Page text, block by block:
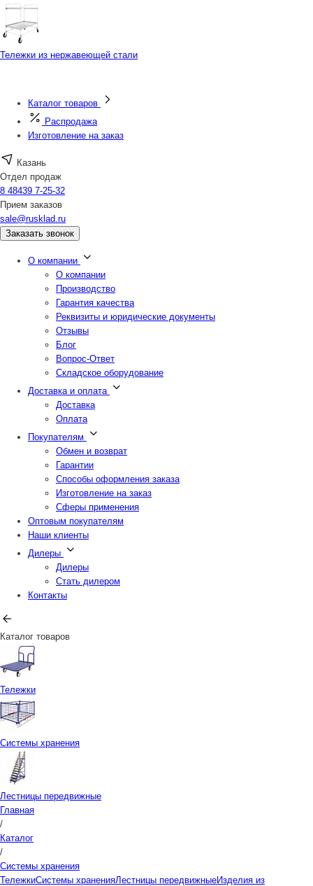
Тележки из нержавеющей стали
Каталог товаров
Распродажа
Изготовление на заказ
Казань
Отдел продаж
8 48439 7-25-32
Прием заказов
sale@rusklad.ru
Заказать звонок
О компании
О компании
Производство
Гарантия качества
Реквизиты и юридические документы
Отзывы
Блог
Вопрос-Ответ
Складское оборудование
Доставка и оплата
Доставка
Оплата
Покупателям
Обмен и возврат
Гарантии
Способы оформления заказа
Изготовление на заказ
Сферы применения
Оптовым покупателям
Наши клиенты
Дилеры
Дилеры
Стать дилером
Контакты
Каталог товаров
Тележки
Системы хранения
Лестницы передвижные
Главная
/
Каталог
/
Системы хранения
ТележкиСистемы храненияЛестницы передвижныеИзделия из